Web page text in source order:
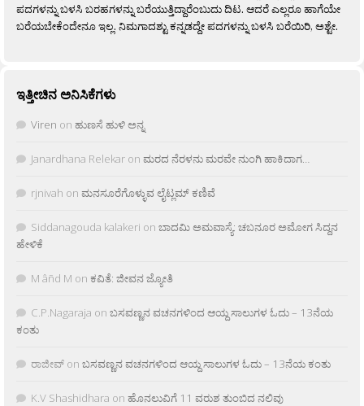
ಪದಗಳನ್ನು ಬಳಸಿ ಬರಹಗಳನ್ನು ಬರೆಯುತ್ತಿದ್ದಾರೆಂಬುದು ದಿಟ. ಆದರೆ ಎಲ್ಲರೂ ಹಾಗೆಯೇ
ಬರೆಯಬೇಕೆಂದೇನೂ ಇಲ್ಲ. ನಿಮಗಾದಶ್ಟು ಕನ್ನಡದ್ದೇ ಪದಗಳನ್ನು ಬಳಸಿ ಬರೆಯಿರಿ, ಅಶ್ಟೇ.
ಇತ್ತೀಚಿನ ಅನಿಸಿಕೆಗಳು
Viren on ಹುಣಸೆ ಹುಳಿ ಅನ್ನ
Janardhana Relekar on ಮರದ ನೆರಳನು ಮರವೇ ನುಂಗಿ ಹಾಕಿದಾಗ…
rjnivah on ಮನಸೂರೆಗೊಳ್ಳುವ ಲೈಟ್ಲಮ್ ಕಣಿವೆ
Siddanagouda kalakeri on ಬಾದಮಿ ಅಮವಾಸ್ಯೆ: ಚಬನೂರ ಅಮೋಗ ಸಿದ್ದನ
ಹೇಳಿಕೆ
M âñd M on ಕವಿತೆ: ಜೀವನ ಜ್ಯೋತಿ
C.P.Nagaraja on ಬಸವಣ್ಣನ ವಚನಗಳಿಂದ ಆಯ್ದ ಸಾಲುಗಳ ಓದು – 13ನೆಯ
ಕಂತು
ರಾಜೀವ್ on ಬಸವಣ್ಣನ ವಚನಗಳಿಂದ ಆಯ್ದ ಸಾಲುಗಳ ಓದು – 13ನೆಯ ಕಂತು
K.V Shashidhara on ಹೊನಲುವಿಗೆ 11 ವರುಶ ತುಂಬಿದ ನಲಿವು